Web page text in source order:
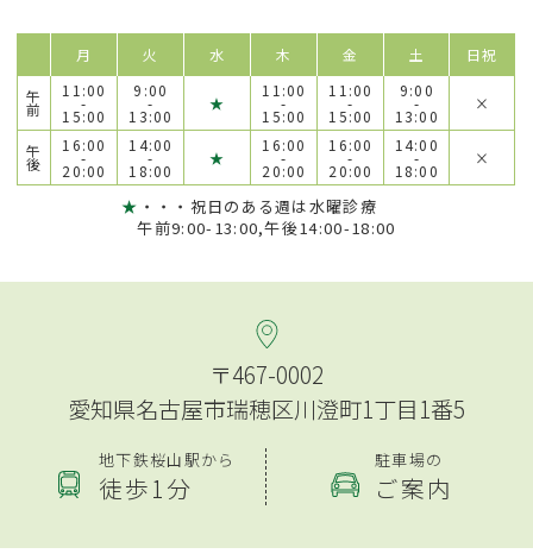
月 火 水 木 金 土 日祝
午
前
11:00
-
15:00
9:00
-
13:00
★
11:00
-
15:00
11:00
-
15:00
9:00
-
13:00
×
午
後
16:00
-
20:00
14:00
-
18:00
★
16:00
-
20:00
16:00
-
20:00
14:00
-
18:00
×
★ ・・・祝日のある週は水曜診療
午前9:00-13:00,午後14:00-18:00
〒467-0002
愛知県名古屋市瑞穂区川澄町1丁目1番5
地下鉄桜山駅から
徒歩1分
駐車場の
ご案内